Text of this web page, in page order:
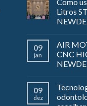
Como
Litros
09
jan
AIR
CNC
09
dez